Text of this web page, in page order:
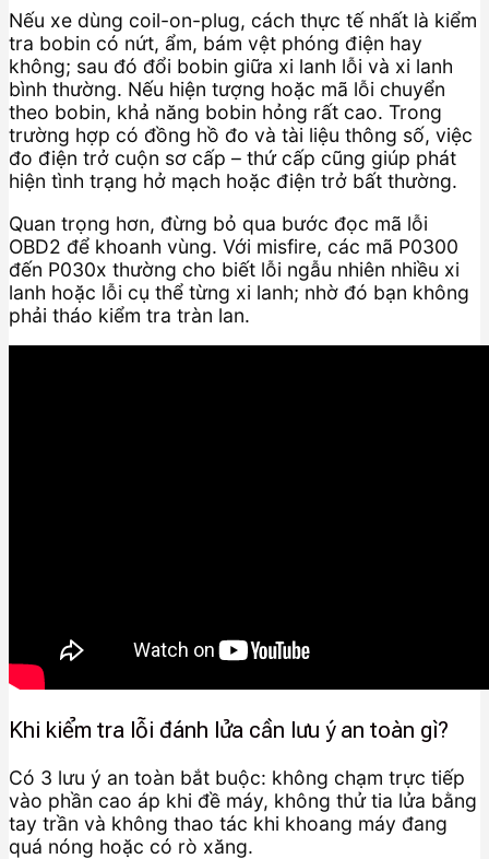
Nếu xe dùng coil-on-plug, cách thực tế nhất là kiểm
tra bobin có nứt, ẩm, bám vệt phóng điện hay
không; sau đó đổi bobin giữa xi lanh lỗi và xi lanh
bình thường. Nếu hiện tượng hoặc mã lỗi chuyển
theo bobin, khả năng bobin hỏng rất cao. Trong
trường hợp có đồng hồ đo và tài liệu thông số, việc
đo điện trở cuộn sơ cấp – thứ cấp cũng giúp phát
hiện tình trạng hở mạch hoặc điện trở bất thường.
Quan trọng hơn, đừng bỏ qua bước đọc mã lỗi
OBD2 để khoanh vùng. Với misfire, các mã P0300
đến P030x thường cho biết lỗi ngẫu nhiên nhiều xi
lanh hoặc lỗi cụ thể từng xi lanh; nhờ đó bạn không
phải tháo kiểm tra tràn lan.
Khi kiểm tra lỗi đánh lửa cần lưu ý an toàn gì?
Có 3 lưu ý an toàn bắt buộc: không chạm trực tiếp
vào phần cao áp khi đề máy, không thử tia lửa bằng
tay trần và không thao tác khi khoang máy đang
quá nóng hoặc có rò xăng.